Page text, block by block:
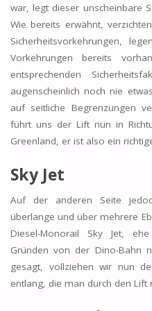
war, legt dieser unscheinbare
Wie bereits erwähnt,
Sicherheitsvorkehrungen,
Vorkehrungen bereits
entsprechenden
augenscheinlich noch nie
auf seitliche Begrenzungen
führt uns der Lift nun in
Greenland, er ist also ein
Sky Jet
Auf der anderen Seite
überlange und über mehrere
Diesel-Monorail Sky Jet,
Gründen von der Dino-Bahn
gesagt, vollziehen wir nun
entlang, die man durch den Lift